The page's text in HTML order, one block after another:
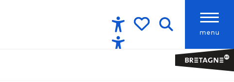
menu
Accessibilité